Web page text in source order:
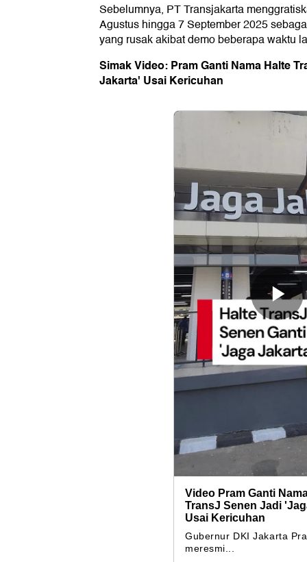
Sebelumnya, PT Transjakarta
Agustus hingga 7 September 2025
yang rusak akibat demo beberapa waktu
Simak Video: Pram Ganti Nama Halte
Jakarta' Usai Kericuhan